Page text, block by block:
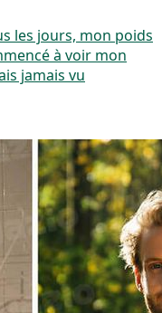
les jours, mon poids
à voir mon
jamais vu